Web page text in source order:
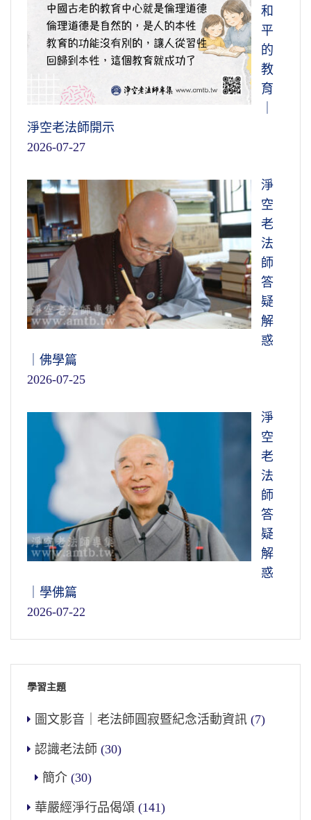
和
平
的
教
育
淨空老法師開示
2026-07-27
淨
空
老
法
師
答
疑
解
惑
｜佛學篇
2026-07-25
淨
空
老
法
師
答
疑
解
惑
｜學佛篇
2026-07-22
學習主題
圖文影音｜老法師圓寂暨紀念活動資訊 (7)
認識老法師 (30)
簡介 (30)
華嚴經淨行品偈頌 (141)